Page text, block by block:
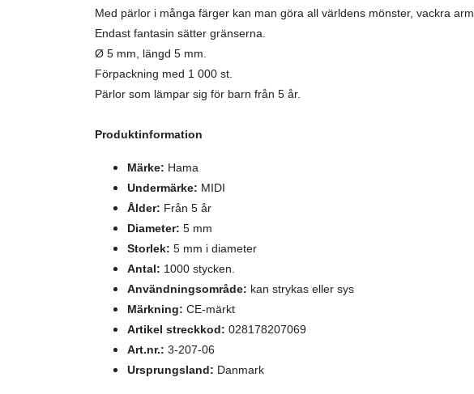
Med pärlor i många färger kan man göra all världens mönster, vackra
Endast fantasin sätter gränserna.
Ø 5 mm, längd 5 mm.
Förpackning med 1 000 st.
Pärlor som lämpar sig för barn från 5 år.
Produktinformation
Märke: Hama
Undermärke: MIDI
Ålder: Från 5 år
Diameter: 5 mm
Storlek: 5 mm i diameter
Antal: 1000 stycken.
Användningsområde: kan strykas eller sys
Märkning: CE-märkt
Artikel streckkod: 028178207069
Art.nr.: 3-207-06
Ursprungsland: Danmark